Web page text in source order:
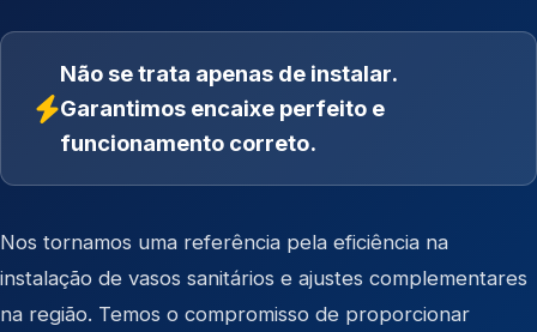
Não se trata apenas de instalar.
Garantimos encaixe perfeito e
funcionamento correto.
Nos tornamos uma referência pela eficiência na
instalação de vasos sanitários e ajustes complementares
na região. Temos o compromisso de proporcionar